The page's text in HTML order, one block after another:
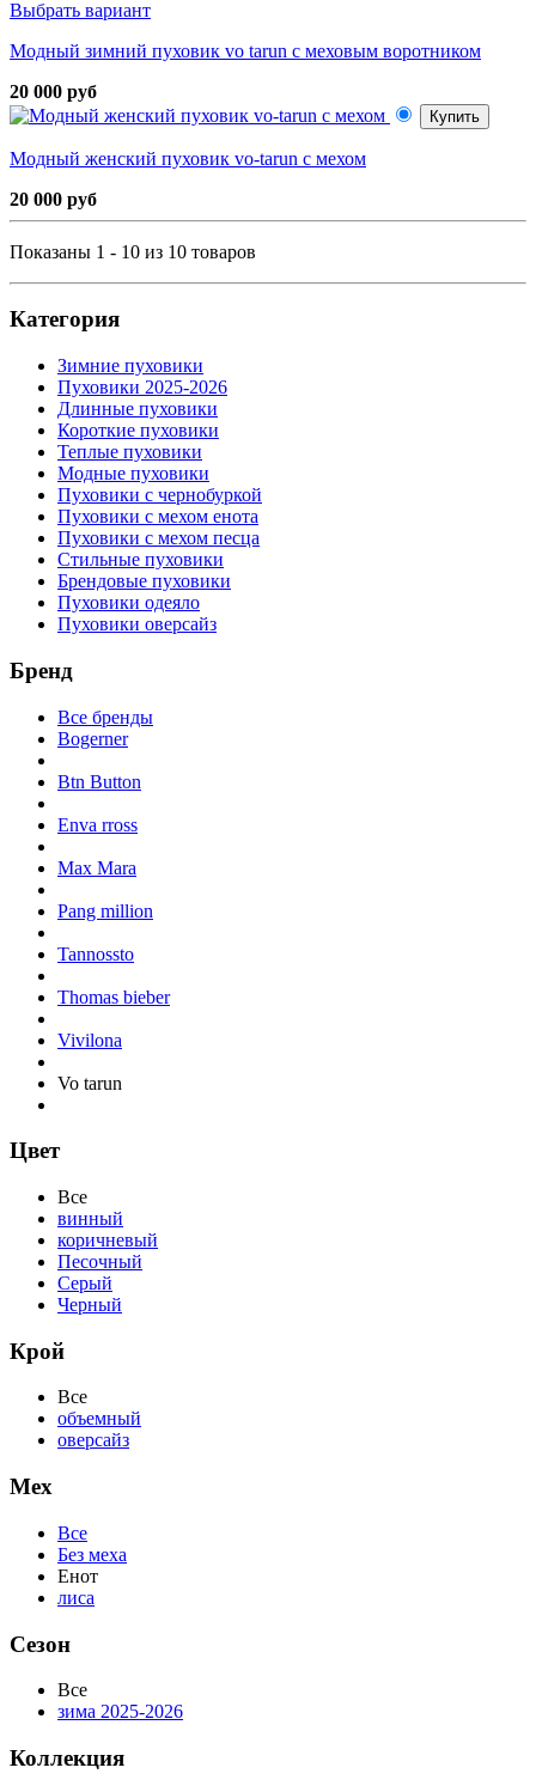
Выбрать вариант
Модный зимний пуховик vo tarun с меховым воротником
20 000 руб
Купить
Модный женский пуховик vo-tarun с мехом
20 000 руб
Показаны 1 - 10 из 10 товаров
Категория
Зимние пуховики
Пуховики 2025-2026
Длинные пуховики
Короткие пуховики
Теплые пуховики
Модные пуховики
Пуховики с чернобуркой
Пуховики с мехом енота
Пуховики с мехом песца
Стильные пуховики
Брендовые пуховики
Пуховики одеяло
Пуховики оверсайз
Бренд
Все бренды
Bogerner
Btn Button
Enva rross
Max Mara
Pang million
Tannossto
Thomas bieber
Vivilona
Vo tarun
Цвет
Все
винный
коричневый
Песочный
Серый
Черный
Крой
Все
объемный
оверсайз
Мех
Все
Без меха
Енот
лиса
Сезон
Все
зима 2025-2026
Коллекция